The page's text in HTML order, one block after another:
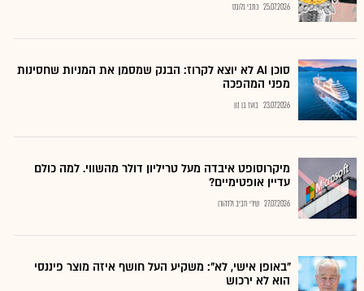
25.07.2026 כתבי גלובס
סוכן AI לא יוצא לקרוז: הבנק שמסמן את המניות שחסינות
מפני המהפכה
23.07.2026 בועז בן נון
מיקרוסופט איבדה מעל טריליון דולר מהשווי. למה כולם
עדיין אופטימיים?
27.07.2026 שירי חביב ולדהורן
"באופן אישי, לא": משקיע העל חושף איזה מוצר פיננסי
הוא לא ירכוש